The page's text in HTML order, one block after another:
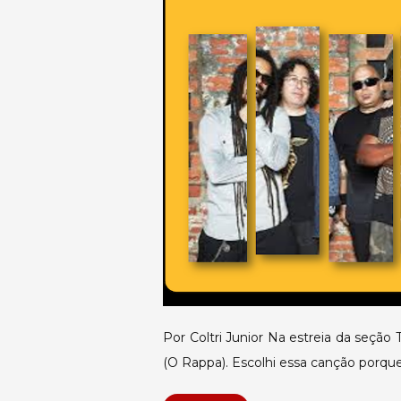
Por Coltri Junior Na estreia da seção
(O Rappa). Escolhi essa canção